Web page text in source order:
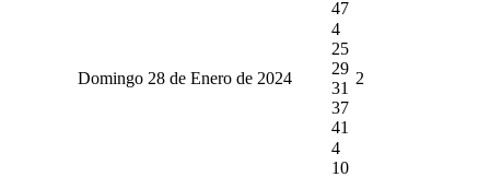
47
Domingo 28 de Enero de 2024
4
25
29
31
37
41
2
4
10